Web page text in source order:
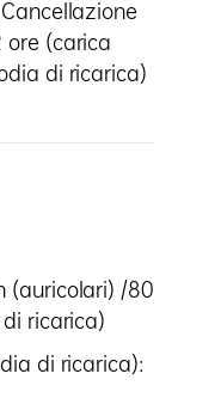
ore (carica
di ricarica)
(auricolari) /80
ricarica)
di ricarica):